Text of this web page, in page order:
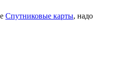
Спутниковые карты, надо